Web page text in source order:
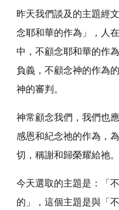
昨天我們談及的主題經
念耶和華的作為」，人
中，不顧念耶和華的作
負義，不顧念神的作為
神的審判。
神常顧念我們，我們也應
感恩和紀念祂的作為，
切，稱謝和歸榮耀給祂。
今天選取的主題是：「
的」，這個主題是與「